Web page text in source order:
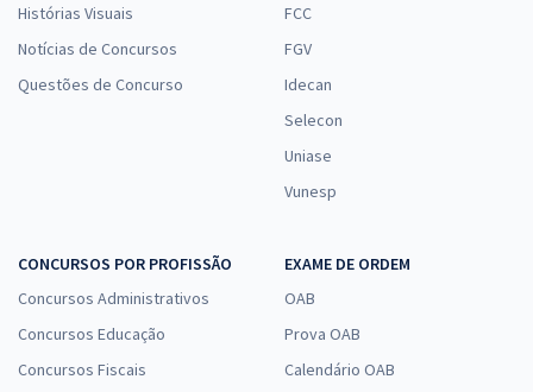
Histórias Visuais
Notícias de Concursos
Questões de Concurso
FCC
FGV
Idecan
Selecon
Uniase
Vunesp
CONCURSOS POR PROFISSÃO
Concursos Administrativos
Concursos Educação
Concursos Fiscais
EXAME DE ORDEM
OAB
Prova OAB
Calendário OAB